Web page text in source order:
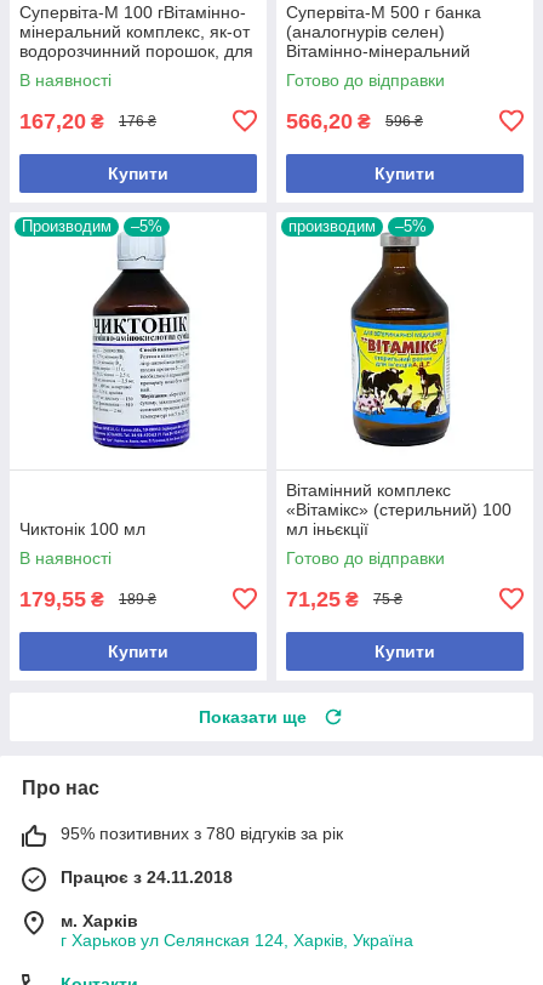
Супервіта-М 100 гВітамінно-
мінеральний комплекс, як-от
водорозчинний порошок, для
профілактики
В наявності
167,20 ₴ 176 ₴
Купити
Супервіта-М 500 г банка
(аналогнурів селен)
Вітамінно-мінеральний
комплекс, у формі
водорозчинного
Готово до відправки
566,20 ₴ 596 ₴
Купити
Производим –5%
Чиктонік 100 мл
В наявності
179,55 ₴ 189 ₴
Купити
производим –5%
Вітамінний комплекс
«Вітамікс» (стерильний) 100
мл іньєкції
Готово до відправки
71,25 ₴ 75 ₴
Купити
Показати ще
Про нас
95% позитивних з 780 відгуків за рік
Працює з 24.11.2018
м. Харків
г Харьков ул Селянская 124, Харків, Україна